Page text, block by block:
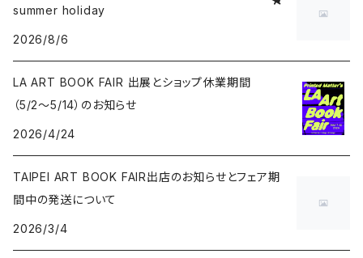
Hideki Sato
summer holiday
2026/8/6
LA ART BOOK FAIR 出展とショップ休業期間
（5/2〜5/14）のお知らせ
2026/4/24
TAIPEI ART BOOK FAIR出店のお知らせとフェア期
間中の発送について
2026/3/4